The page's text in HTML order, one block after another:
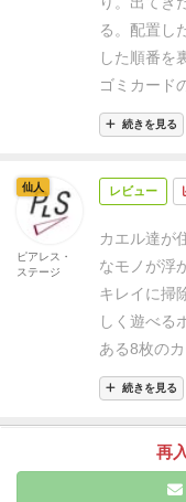
了。 すべて
向きにして
きたら勝ち
ンしてる
る。配置し
した順番を
ゴミカード
返すしてク
のラウンド
す。次のラ
くなるまで
カードから
ド的扱いで
と、何も変
ルで遊べる
続きを見る
レビュー
カエル達が
なモノが浮
キレイに掃
しく遊べる
ある8枚の
いきます♪
を左から何
ます🔢既に
山札の横
するターン
続きを見る
仙人
ピアレス・
ステージ
再